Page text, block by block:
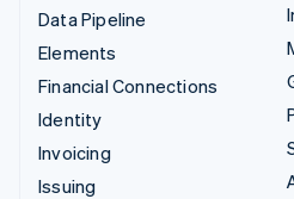
Data Pipeline
Elements
Financial Connections
Identity
Invoicing
Issuing